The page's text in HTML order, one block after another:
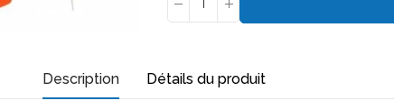
Description Détails du produit